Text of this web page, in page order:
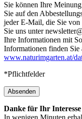
Sie können Ihre
Sie auf den
jeder E-Mail, die Sie von
Sie uns unter
Ihre Informationen mit
Informationen finden Sie
www.naturimgarten.at/
*Pflichtfelder
Absenden
Danke für Ihr